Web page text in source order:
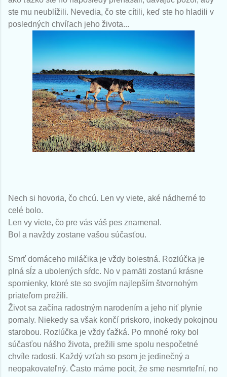
ste mu neublížili. Nevedia, čo ste cítili, keď ste ho hladili v
posledných chvíľach jeho života...
Nech si hovoria, čo chcú. Len vy viete, aké nádherné to
celé bolo.
Len vy viete, čo pre vás váš pes znamenal.
Bol a navždy zostane vašou súčasťou.
Smrť domáceho miláčika je vždy bolestná. Rozlúčka je
plná sĺz a ubolených sŕdc. No v pamäti zostanú krásne
spomienky, ktoré ste so svojím najlepším štvornohým
priateľom prežili.
Život sa začína radostným narodením a jeho niť plynie
pomaly. Niekedy sa však končí priskoro, inokedy pokojnou
starobou. Rozlúčka je vždy ťažká. Po mnohé roky bol
súčasťou nášho života, prežili sme spolu nespočetné
chvíle radosti. Každý vzťah so psom je jedinečný a
neopakovateľný. Často máme pocit, že sme nesmrteľní, no